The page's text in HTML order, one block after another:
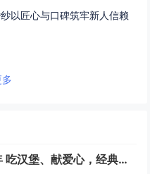
以匠心与口碑筑牢新人信赖
华莱士10元3堡梦回千禧年 吃汉堡、献爱心，经典好滋味回馈社会